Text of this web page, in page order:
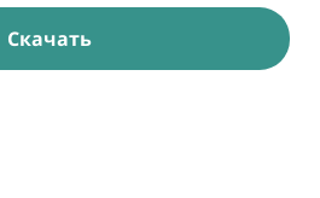
Скачать